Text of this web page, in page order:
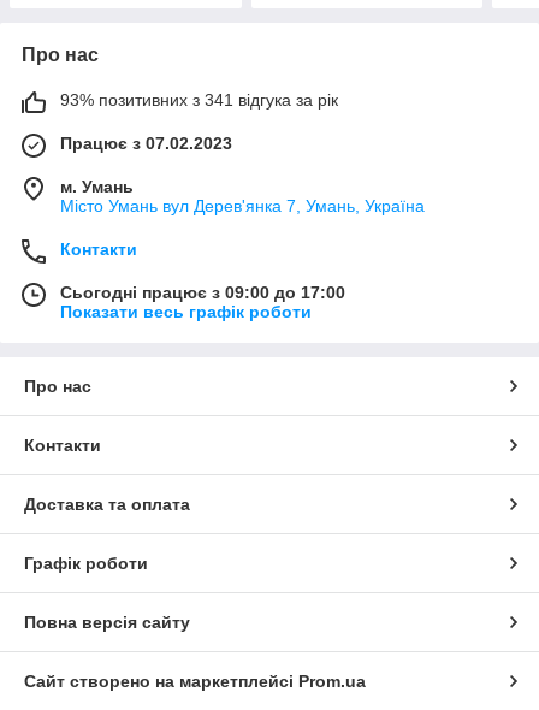
Про нас
93% позитивних з 341 відгука за рік
Працює з 07.02.2023
м. Умань
Місто Умань вул Дерев'янка 7, Умань, Україна
Контакти
Сьогодні працює з 09:00 до 17:00
Показати весь графік роботи
Про нас
Контакти
Доставка та оплата
Графік роботи
Повна версія сайту
Сайт створено на маркетплейсі Prom.ua